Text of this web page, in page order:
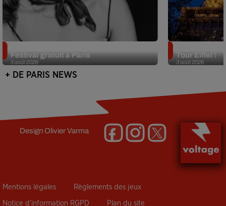
3 août 2026
Festival gratuit à Paris
3 août 2026
Tour Eiffel !
+ DE PARIS NEWS
DesignOlivier Varma
Mentions légales Règlements des jeux
Notice d’information RGPD Plan du site